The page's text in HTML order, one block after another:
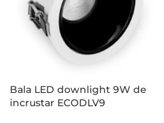
Bala LED downlight 9W de
incrustar ECODLV9